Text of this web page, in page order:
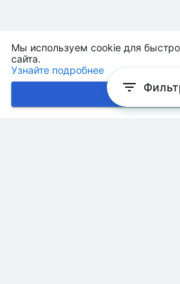
Мы используем cookie для
сайта.
Узнайте подробнее
Хорошо